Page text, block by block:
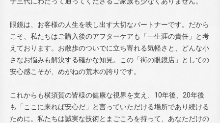
眼鏡は、お客様の人生を映し出す大切なパートナーです。だから
こそ、私たちはご購入後のアフターケアも「一生涯の責任」と考
えております。お散歩のついでに立ち寄れる気軽さと、どんな小
さなお悩みも解決する確かな知見。この「街の眼鏡店」としての
安心感こそが、めがねの荒木の誇りです。
これからも横須賀の皆様の健康な視界を支え、10年後、20年後
も「ここに来れば安心だ」と言っていただける場所であり続ける
ために。私たちは誠実な技術とまごころを持って、あなただけの